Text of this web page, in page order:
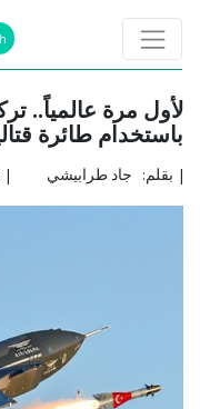
لأول مرة عالمياً..
باستخدام طائرة
| بقلم: جاد طرابيشي | Nov. 30, 2025